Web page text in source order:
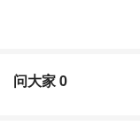
问大家0